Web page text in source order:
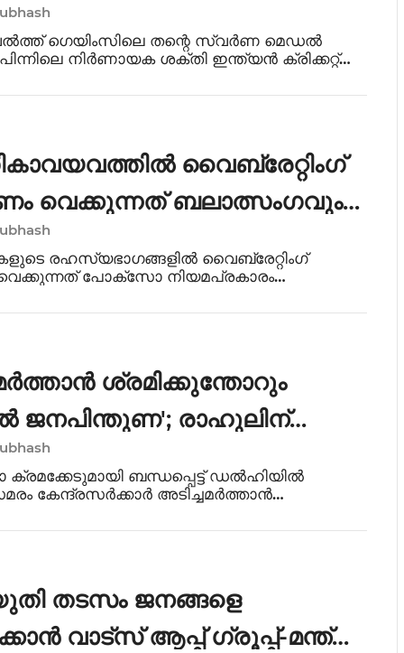
ബോക്‌സർ സാക്ഷി
ഗെയിംസിലെ തന്റെ സ്വർണ മെഡൽ
പിന്നിലെ നിർണായക ശക്തി ഇന്ത്യൻ ക്രിക്കറ്റ്
ചൗധരി. ഗ്ലാസ്ഗോയിൽ നിന്ന്
വൈബ്രേറ്റിംഗ്
വെക്കുന്നത് ബലാത്സംഗവും
കുറ്റവും- ഹൈക്കോടതി
രഹസ്യഭാഗങ്ങളിൽ വൈബ്രേറ്റിംഗ്
പോക്സോ നിയമപ്രകാരം
ഭാരതീയ ന്യായ സംഹിത / ഐപിസി
ശ്രമിക്കുന്തോറും
രാഹുലിന്
പിണറായി
ക്രമക്കേടുമായി ബന്ധപ്പെട്ട് ഡല്‍ഹിയില്‍
കേന്ദ്രസര്‍ക്കാര്‍ അടിച്ചമര്‍ത്താന്‍
പ്രതിപക്ഷ നേതാവ് പിണറായി
തടസം ജനങ്ങളെ
വാട്സ് ആപ്പ് ഗ്രൂപ്പ്-മന്ത്രി